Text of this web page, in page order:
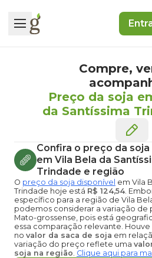
Compre,
Preço da soja
da Santíssima
Confira o preço da soja
em Vila Bela da
Trindade e região
O preço da soja disponível em Vila
Trindade hoje está R$ 124,54.
específico para a região de Vila
podemos considerar a variação de
Mato-grossense, pois está
essa comparação relevante. Houve
no valor da saca de soja em
variação do preço reflete uma
soja na região. Clique aqui para